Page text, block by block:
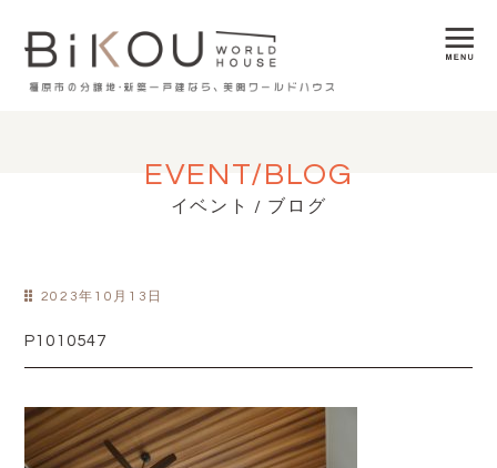
EVENT/BLOG
イベント / ブログ
2023年10月13日
P1010547